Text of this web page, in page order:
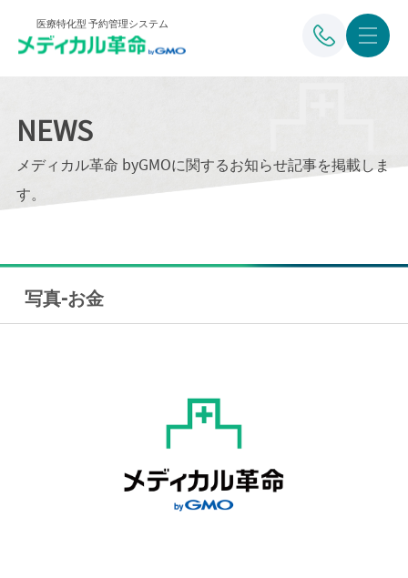
医療特化型 予約管理システム
NEWS
メディカル革命 byGMOに関するお知らせ記事を掲載しま
す。
写真-お金